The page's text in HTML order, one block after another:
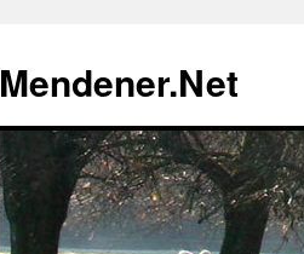
springen
Mendener.Net